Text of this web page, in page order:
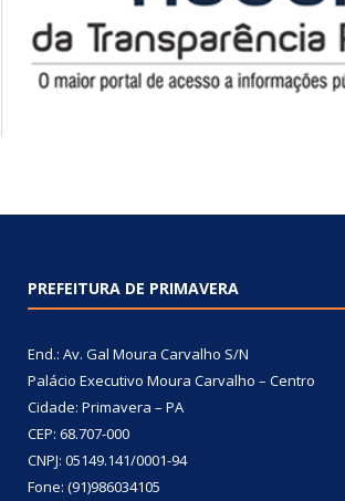
PREFEITURA DE PRIMAVERA
End.: Av. Gal Moura Carvalho S/N
Palácio Executivo Moura Carvalho – Centro
Cidade: Primavera – PA
CEP: 68.707-000
CNPJ: 05149.141/0001-94
Fone: (91)986034105